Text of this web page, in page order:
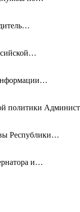
политики
Республики…
и…